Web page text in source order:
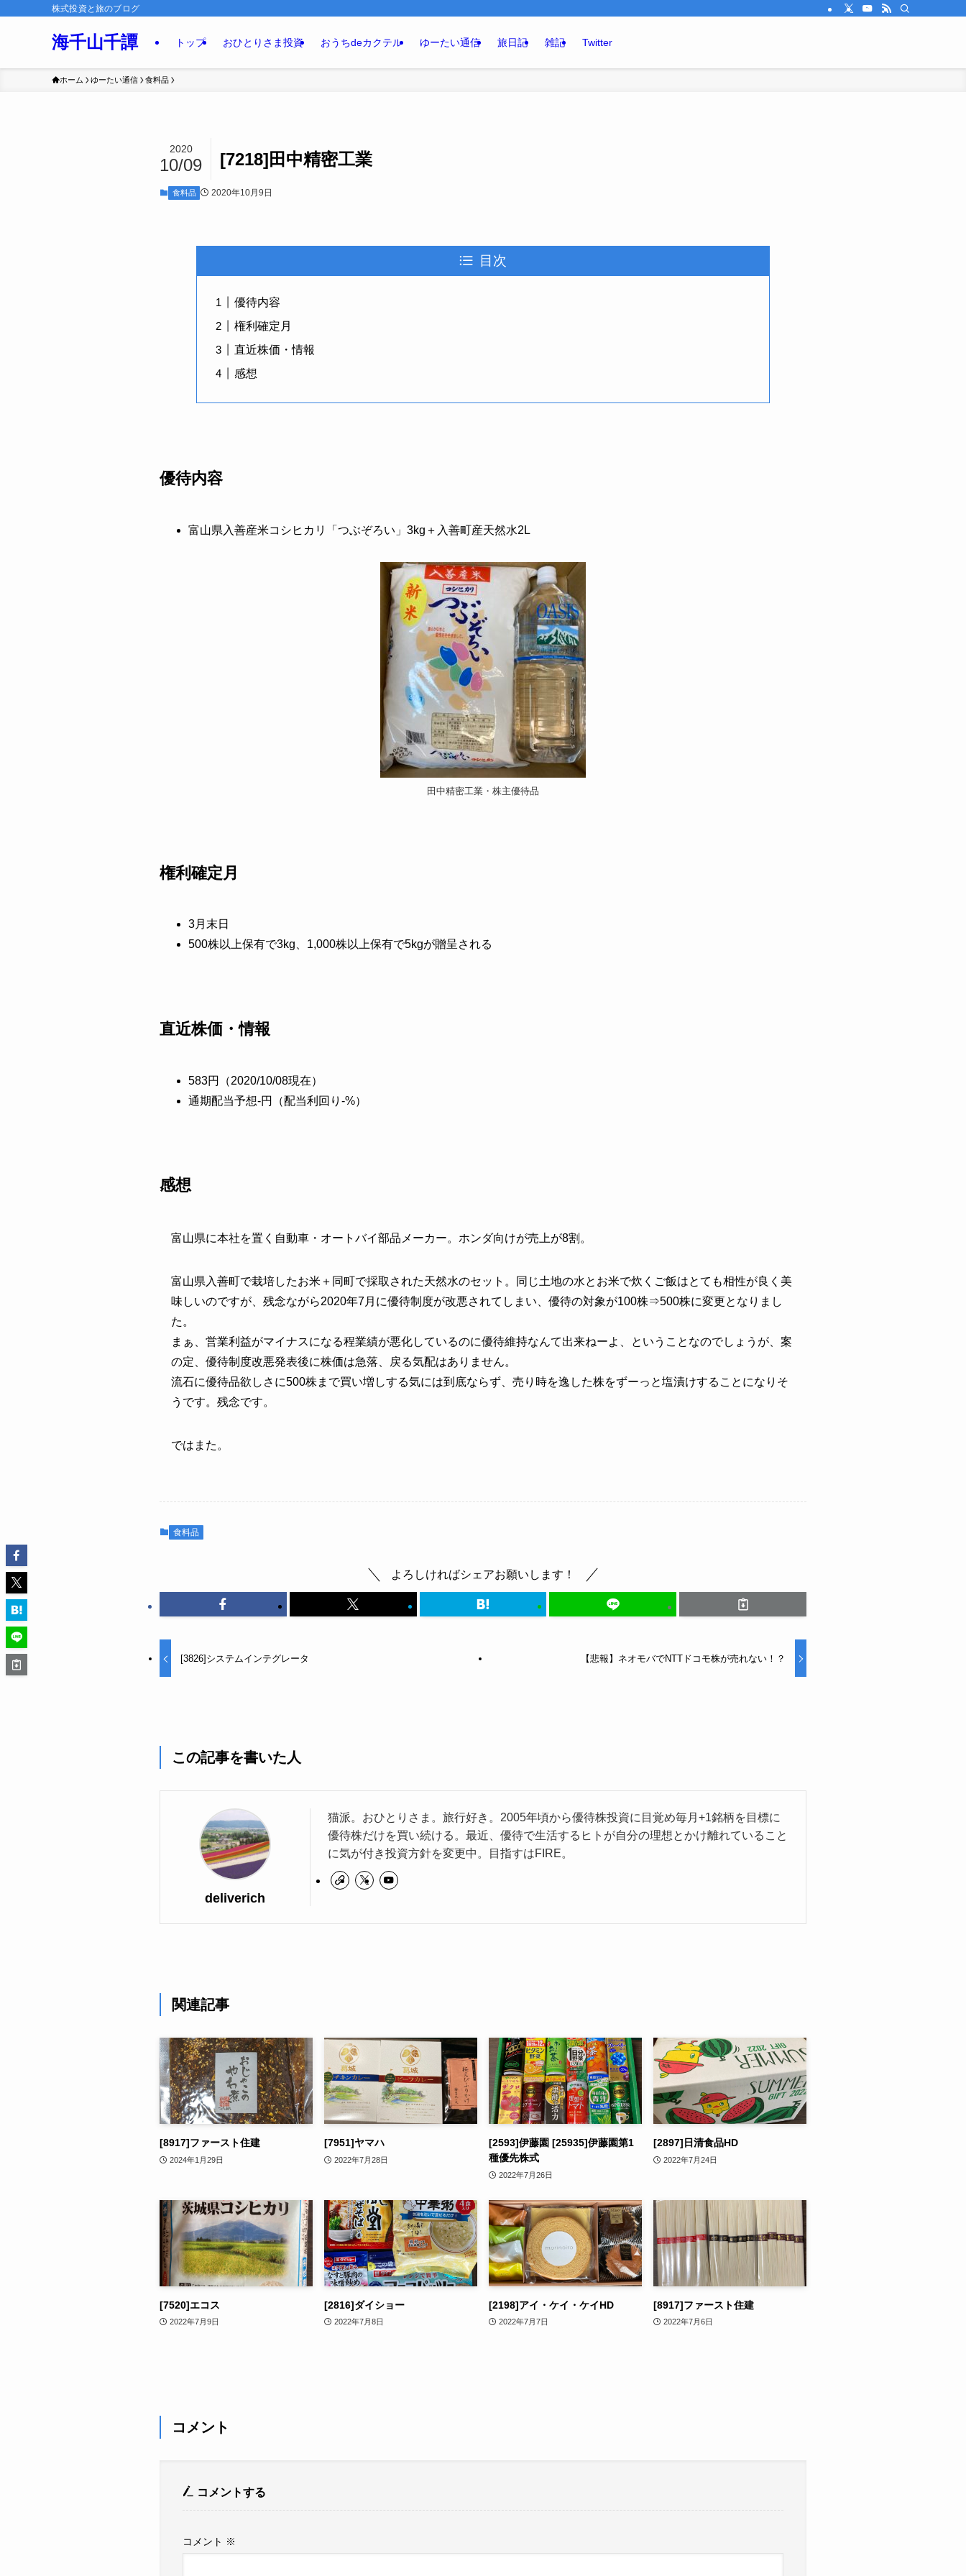
株式投資と旅のブログ
海千山千譚 トップ おひとりさま投資 おうちdeカクテル ゆーたい通信 旅日記 雑記 Twitter
ホーム ゆーたい通信 食料品
[7218]田中精密工業
2020
10/09
食料品 2020年10月9日
目次
優待内容
権利確定月
直近株価・情報
感想
優待内容
富山県入善産米コシヒカリ「つぶぞろい」3kg＋入善町産天然水2L
田中精密工業・株主優待品
権利確定月
3月末日
500株以上保有で3kg、1,000株以上保有で5kgが贈呈される
直近株価・情報
583円（2020/10/08現在）
通期配当予想-円（配当利回り-%）
感想
富山県に本社を置く自動車・オートバイ部品メーカー。ホンダ向けが売上が8割。
富山県入善町で栽培したお米＋同町で採取された天然水のセット。同じ土地の水とお米で炊くご飯はとても相性が良く美
味しいのですが、残念ながら2020年7月に優待制度が改悪されてしまい、優待の対象が100株⇒500株に変更となりまし
た。
まぁ、営業利益がマイナスになる程業績が悪化しているのに優待維持なんて出来ねーよ、ということなのでしょうが、案
の定、優待制度改悪発表後に株価は急落、戻る気配はありません。
流石に優待品欲しさに500株まで買い増しする気には到底ならず、売り時を逸した株をずーっと塩漬けすることになりそ
うです。残念です。
ではまた。
食料品
よろしければシェアお願いします！
[3826]システムインテグレータ 【悲報】ネオモバでNTTドコモ株が売れない！？
この記事を書いた人
deliverich
猫派。おひとりさま。旅行好き。2005年頃から優待株投資に目覚め毎月+1銘柄を目標に
優待株だけを買い続ける。最近、優待で生活するヒトが自分の理想とかけ離れていること
に気が付き投資方針を変更中。目指すはFIRE。
関連記事
[8917]ファースト住建
2024年1月29日
[7951]ヤマハ
2022年7月28日
[2593]伊藤園 [25935]伊藤園第1
種優先株式
2022年7月26日
[2897]日清食品HD
2022年7月24日
[7520]エコス
2022年7月9日
[2816]ダイショー
2022年7月8日
[2198]アイ・ケイ・ケイHD
2022年7月7日
[8917]ファースト住建
2022年7月6日
コメント
コメントする
コメント ※